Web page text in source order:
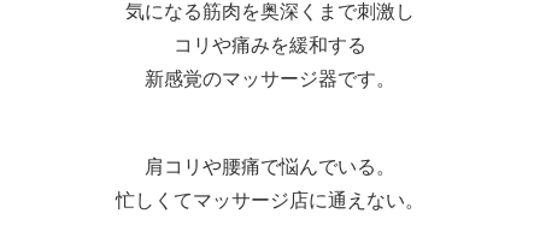
気になる筋肉を奥深くまで刺激し
コリや痛みを緩和する
新感覚のマッサージ器です。
肩コリや腰痛で悩んでいる。
忙しくてマッサージ店に通えない。